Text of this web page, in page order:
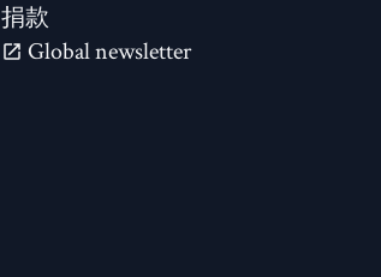
捐款
Global newsletter